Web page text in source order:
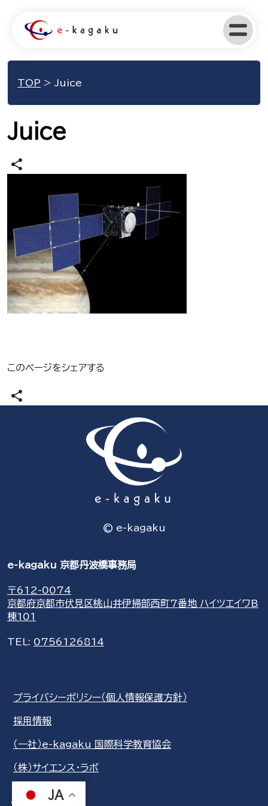
TOP > Juice
Juice
share
このページをシェアする
share
© e-kagaku
e-kagaku 京都丹波橋事務局
〒612-0074
京都府京都市伏見区桃山井伊掃部西町7番地 ハイツエイワB
棟101
TEL: 0756126814
プライバシーポリシー（個人情報保護方針）
採用情報
（一社）e-kagaku 国際科学教育協会
（株）サイエンス・ラボ
share
JA